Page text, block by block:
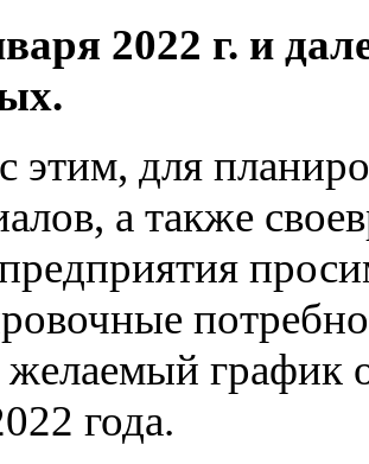
2022 г. и
этим, для
а также
график
года.